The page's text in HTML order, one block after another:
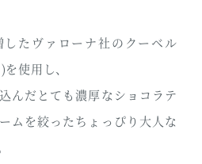
たヴァローナ社のクーベル
使用し、
んだとても濃厚なショコラテ
ムを絞ったちょっぴり大人な